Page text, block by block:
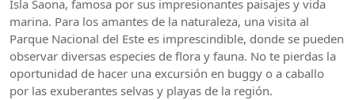
Isla Saona, famosa por sus impresionantes paisajes y vida
marina. Para los amantes de la naturaleza, una visita al
Parque Nacional del Este es imprescindible, donde se pueden
observar diversas especies de flora y fauna. No te pierdas la
oportunidad de hacer una excursión en buggy o a caballo
por las exuberantes selvas y playas de la región.